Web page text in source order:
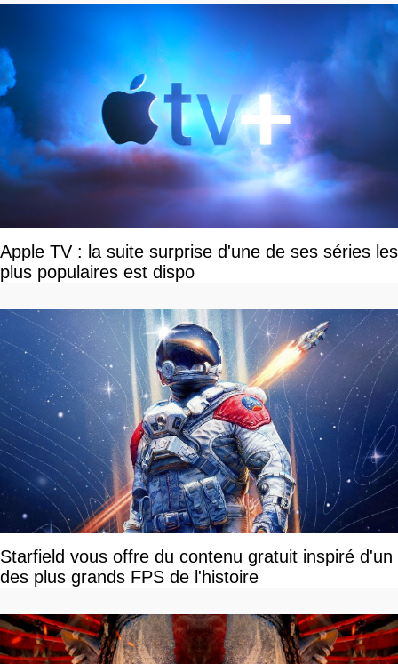
Apple TV : la suite surprise d'une de ses séries les
plus populaires est dispo
Starfield vous offre du contenu gratuit inspiré d'un
des plus grands FPS de l'histoire